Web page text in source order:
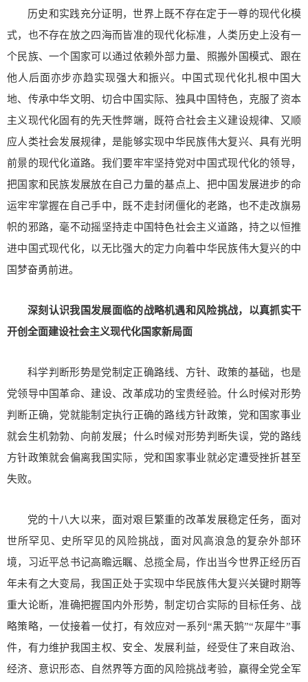
历史和实践充分证明，世界上既不存在定于一尊的现代化模
式，也不存在放之四海而皆准的现代化标准，人类历史上没有一
个民族、一个国家可以通过依赖外部力量、照搬外国模式、跟在
他人后面亦步亦趋实现强大和振兴。中国式现代化扎根中国大
地、传承中华文明、切合中国实际、独具中国特色，克服了资本
主义现代化固有的先天性弊端，既符合社会主义建设规律、又顺
应人类社会发展规律，是能够实现中华民族伟大复兴、具有光明
前景的现代化道路。我们要牢牢坚持党对中国式现代化的领导，
把国家和民族发展放在自己力量的基点上、把中国发展进步的命
运牢牢掌握在自己手中，既不走封闭僵化的老路，也不走改旗易
帜的邪路，毫不动摇坚持走中国特色社会主义道路，持之以恒推
进中国式现代化，以无比强大的定力向着中华民族伟大复兴的中
国梦奋勇前进。
深刻认识我国发展面临的战略机遇和风险挑战，以真抓实干
开创全面建设社会主义现代化国家新局面
科学判断形势是党制定正确路线、方针、政策的基础，也是
党领导中国革命、建设、改革成功的宝贵经验。什么时候对形势
判断正确，党就能制定执行正确的路线方针政策，党和国家事业
就会生机勃勃、向前发展；什么时候对形势判断失误，党的路线
方针政策就会偏离我国实际，党和国家事业就必定遭受挫折甚至
失败。
党的十八大以来，面对艰巨繁重的改革发展稳定任务，面对
世所罕见、史所罕见的风险挑战，面对风高浪急的复杂外部环
境，习近平总书记高瞻远瞩、总揽全局，作出当今世界正经历百
年未有之大变局，我国正处于实现中华民族伟大复兴关键时期等
重大论断，准确把握国内外形势，制定切合实际的目标任务、战
略策略，一仗接着一仗打，有效应对一系列“黑天鹅”“灰犀牛”事
件，有力维护我国主权、安全、发展利益，经受住了来自政治、
经济、意识形态、自然界等方面的风险挑战考验，赢得全党全军